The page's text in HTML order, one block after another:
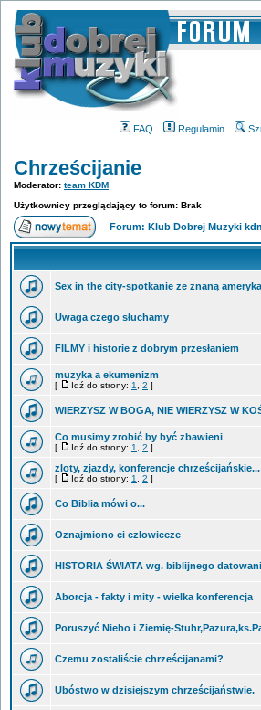
FAQ Regulamin
Chrześcijanie
Moderator: team KDM
Użytkownicy przeglądający to forum: Brak
Forum: Klub Dobrej Muzyki
Sex in the city-spotkanie ze znaną
Uwaga czego słuchamy
FILMY i historie z dobrym przesłaniem
muzyka a ekumenizm
[ Idź do strony: 1 2 ]
WIERZYSZ W BOGA, NIE WIERZYSZ W
Co musimy zrobić by być zbawieni
[ Idź do strony: 1 2 ]
zloty, zjazdy, konferencje chrześcijańskie...
[ Idź do strony: 1 2 ]
Co Biblia mówi o...
Oznajmiono ci człowiecze
HISTORIA ŚWIATA wg. biblijnego
Aborcja - fakty i mity - wielka konferencja
Poruszyć Niebo i Ziemię-
Czemu zostaliście chrześcijanami?
Ubóstwo w dzisiejszym chrześcijaństwie.